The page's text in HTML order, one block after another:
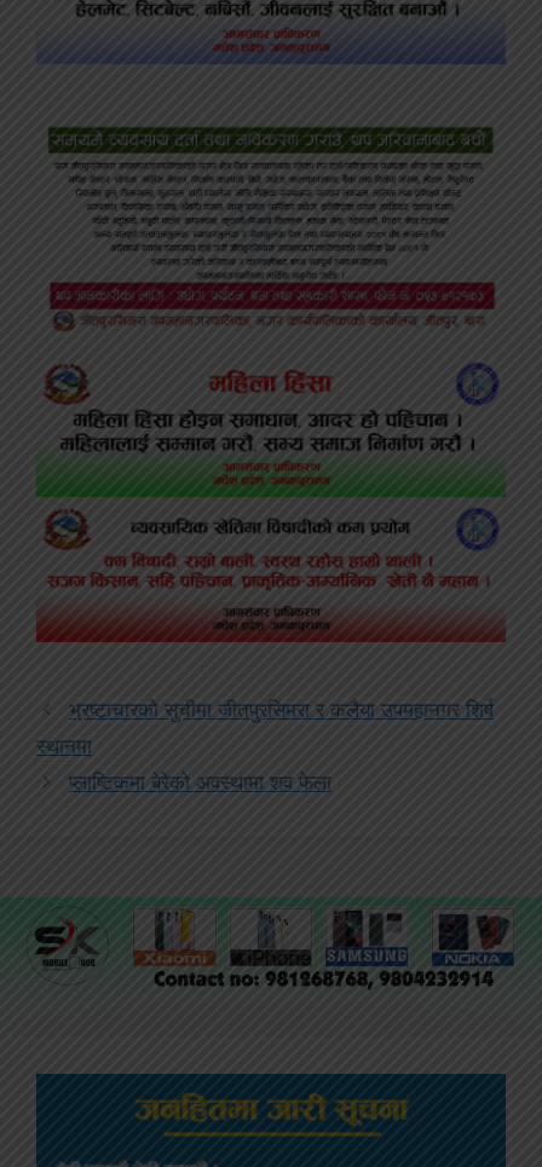
भ्रष्टाचारको सुचीमा जीतपुरसिमरा र कलैया उपमहानगर शिर्ष
स्थानमा
प्लाष्टिकमा बेरेको अवस्थामा शव फेला